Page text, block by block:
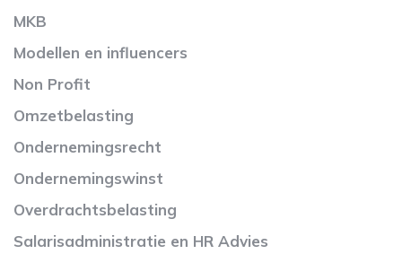
MKB
Modellen en influencers
Non Profit
Omzetbelasting
Ondernemingsrecht
Ondernemingswinst
Overdrachtsbelasting
Salarisadministratie en HR Advies